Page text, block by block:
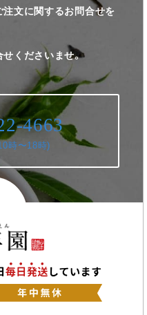
注文に関するお問合せを
せくださいませ。
4663
時〜18時)